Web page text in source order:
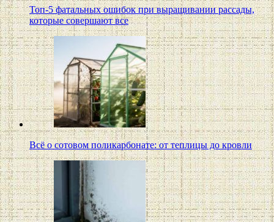
Топ-5 фатальных ошибок при выращивании рассады,
которые совершают все
Всё о сотовом поликарбонате: от теплицы до кровли